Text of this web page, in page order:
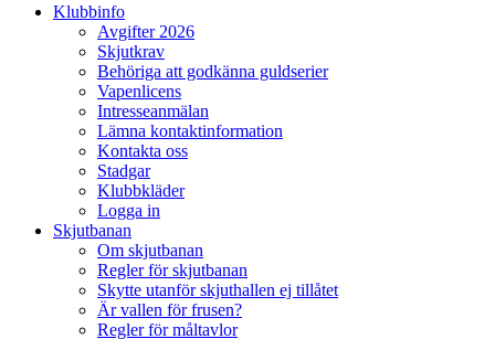
Klubbinfo
Avgifter 2026
Skjutkrav
Behöriga att godkänna guldserier
Vapenlicens
Intresseanmälan
Lämna kontaktinformation
Kontakta oss
Stadgar
Klubbkläder
Logga in
Skjutbanan
Om skjutbanan
Regler för skjutbanan
Skytte utanför skjuthallen ej tillåtet
Är vallen för frusen?
Regler för måltavlor